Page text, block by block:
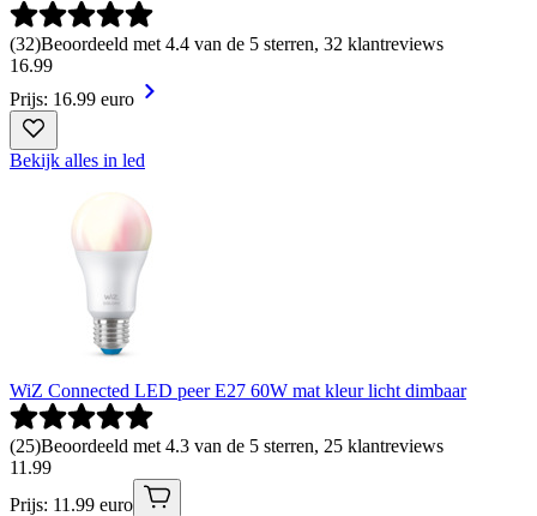
(32)Beoordeeld met 4.4 van de 5 sterren, 32 klantreviews
16.99
Prijs: 16.99 euro
Bekijk alles in led
WiZ Connected LED peer E27 60W mat kleur licht dimbaar
(25)Beoordeeld met 4.3 van de 5 sterren, 25 klantreviews
11 .99
Prijs: 11.99 euro